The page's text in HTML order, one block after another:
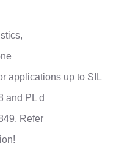
applications up to SIL
and PL d
Refer